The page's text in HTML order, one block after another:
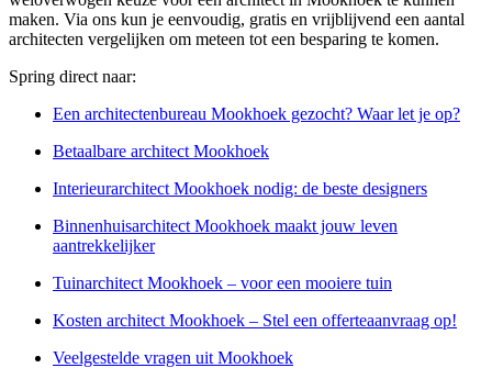
maken. Via ons kun je eenvoudig, gratis en vrijblijvend een aantal
architecten vergelijken om meteen tot een besparing te komen.
Spring direct naar:
Een architectenbureau Mookhoek gezocht? Waar let je op?
Betaalbare architect Mookhoek
Interieurarchitect Mookhoek nodig: de beste designers
Binnenhuisarchitect Mookhoek maakt jouw leven
aantrekkelijker
Tuinarchitect Mookhoek – voor een mooiere tuin
Kosten architect Mookhoek – Stel een offerteaanvraag op!
Veelgestelde vragen uit Mookhoek